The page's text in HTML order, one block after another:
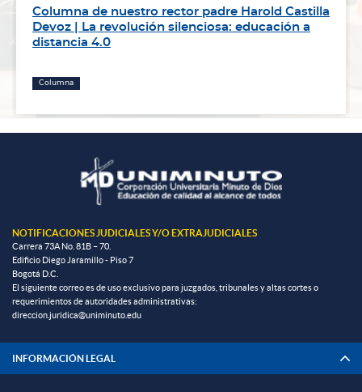
Del aula al territorio: 107 estudiantes comienzan
su camino hacia las prácticas profesionales.
NOTIFICACIONES JUDICIALES Y/O EXTRAJUDICIALES
Carrera 73A No. 81B – 70.
Edificio Diego Jaramillo - Piso 7
Bogotá D.C.
El siguiente correo es de uso exclusivo para juzgados, tribunales y altas cortes o
requerimientos de autoridades administrativas:
direccion.juridica@uniminuto.edu
INFORMACIÓN LEGAL